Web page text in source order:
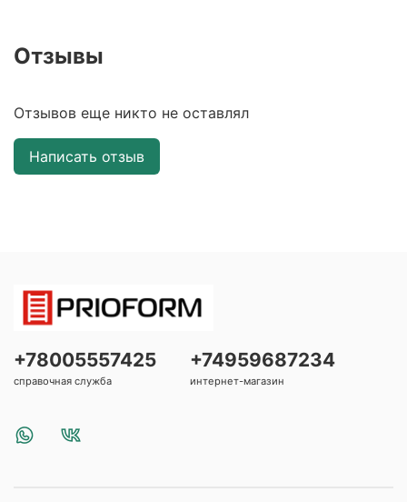
Отзывы
Отзывов еще никто не оставлял
Написать отзыв
+78005557425
справочная служба
+74959687234
интернет-магазин